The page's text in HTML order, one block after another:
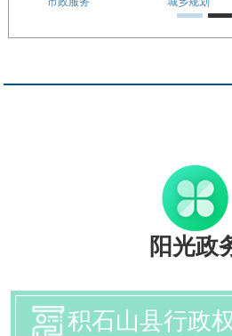
阳光政
积石山县行政